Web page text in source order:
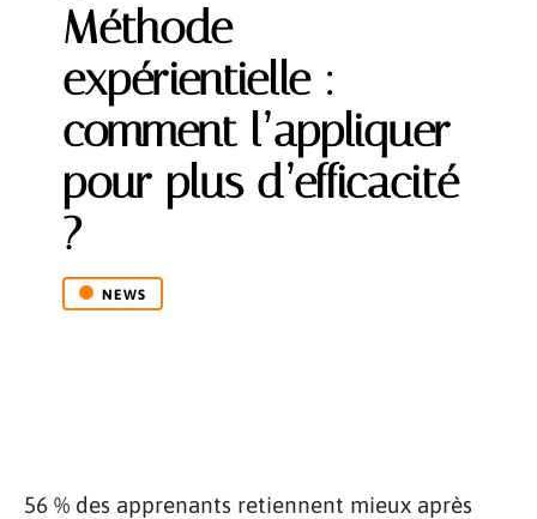
Méthode
expérientielle :
comment l’appliquer
pour plus d’efficacité
?
NEWS
56 % des apprenants retiennent mieux après